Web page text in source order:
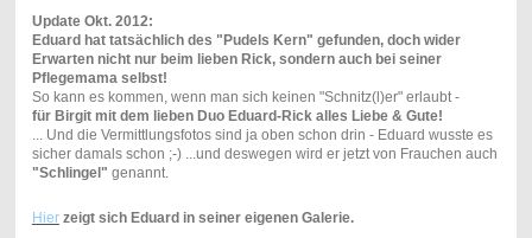
Update Okt. 2012:
Eduard hat tatsächlich des "Pudels Kern" gefunden, doch wider
Erwarten nicht nur beim lieben Rick, sondern auch bei seiner
Pflegemama selbst!
So kann es kommen, wenn man sich keinen "Schnitz(l)er" erlaubt -
für Birgit mit dem lieben Duo Eduard-Rick alles Liebe & Gute!
... Und die Vermittlungsfotos sind ja oben schon drin - Eduard wusste es
sicher damals schon ;-) ...und deswegen wird er jetzt von Frauchen auch
"Schlingel" genannt.
Hierzeigt sich Eduard in seiner eigenen Galerie.